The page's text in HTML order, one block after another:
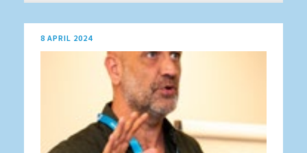
8 APRIL 2024